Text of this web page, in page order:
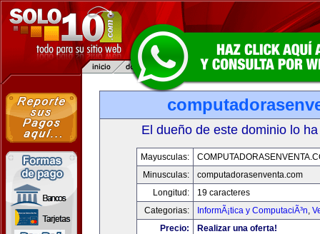
El dueño de este dominio lo
Mayusculas:
Minusculas:
computadorasenventa.com
Longitud:
19 caracteres
Categorias:
InformÃ¡tica y ComputaciÃ³n,
Precio:
Realizar una oferta!